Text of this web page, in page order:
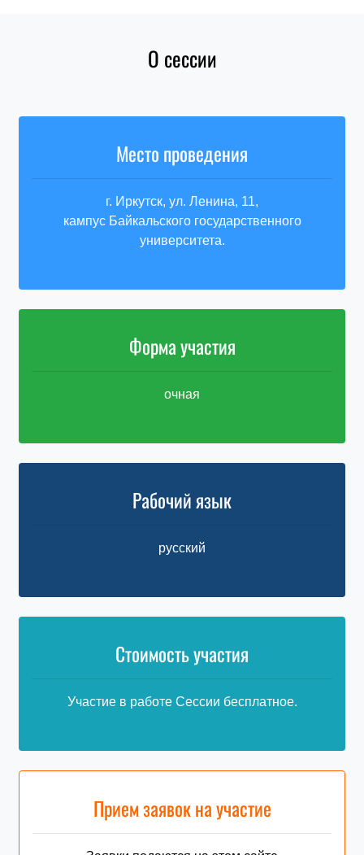
О сессии
Место проведения
г. Иркутск, ул. Ленина, 11,
кампус Байкальского государственного
университета.
Форма участия
очная
Рабочий язык
русский
Стоимость участия
Участие в работе Сессии бесплатное.
Прием заявок на участие